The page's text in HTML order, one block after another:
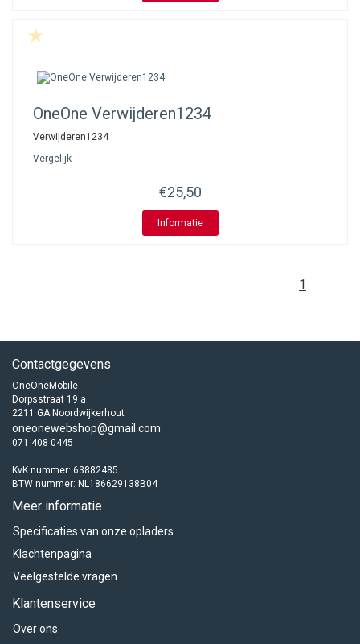
OneOne Verwijderen1234
Verwijderen1234
Vergelijk
€25,50
Informatie
1
Contactgegevens
OneOneMobile
Dorpsstraat 19 a
2211 GA Noordwijkerhout
oneonewebshop@gmail.com
071 408 0445
KvK nummer: 63882485
BTW nummer: NL186629138B04
Meer informatie
Specificaties van onze opladers
Klachtenpagina
Veelgestelde vragen
Klantenservice
Over ons